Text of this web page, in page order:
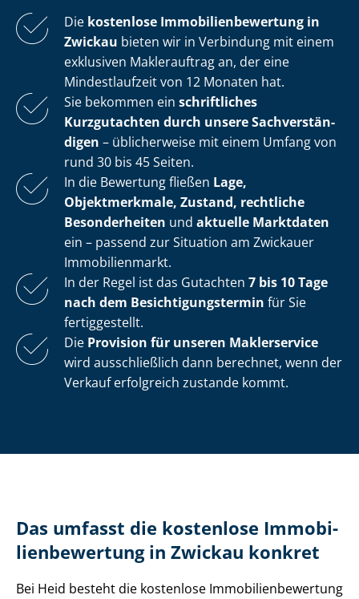
Die kostenlose Im­mo­bi­li­en­be­wer­tung in
Zwickau bieten wir in Verbindung mit einem
exklusiven Maklerauftrag an, der eine
Mindestlaufzeit von 12 Monaten hat.
Sie bekommen ein schriftliches
Kurzgutachten durch unsere Sach­ver­stän­
di­gen – üblicherweise mit einem Umfang von
rund 30 bis 45 Seiten.
In die Bewertung fließen Lage,
Objektmerkmale, Zustand, rechtliche
Besonderheiten und aktuelle Marktdaten
ein – passend zur Situation am Zwickauer
Immobilienmarkt.
In der Regel ist das Gutachten 7 bis 10 Tage
nach dem Be­sich­ti­gungs­ter­min für Sie
fertiggestellt.
Die Provision für unseren Maklerservice
wird ausschließlich dann berechnet, wenn der
Verkauf erfolgreich zustande kommt.
Das umfasst die kostenlose Im­mo­bi­
li­en­be­wer­tung in Zwickau konkret
Bei Heid besteht die kostenlose Im­mo­bi­li­en­be­wer­tung